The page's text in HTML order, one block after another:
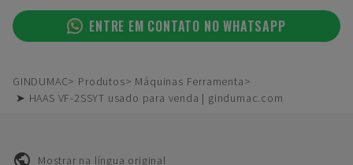
ENTRE EM CONTATO NO WHATSAPP
GINDUMAC Produtos
Máquinas Ferramenta
➤ HAAS VF-2SSYT usado para venda | gindumac.com
Mostrar na língua original